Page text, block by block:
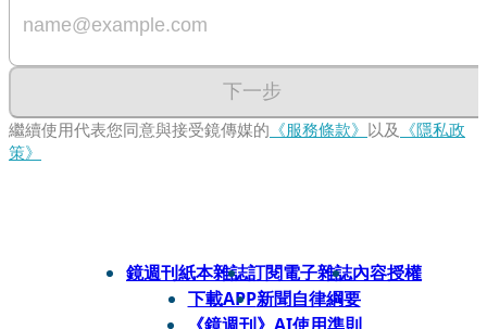
下一步
繼續使用代表您同意與接受鏡傳媒的 《服務條款》 以及 《隱私政
策》
鏡週刊紙本雜誌訂閱電子雜誌內容授權
下載APP新聞自律綱要